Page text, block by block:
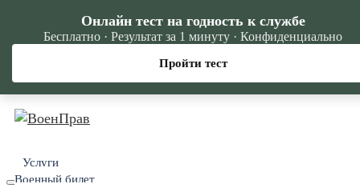
Услуги
Военный билет
Онлайн тест на годность к службе
Бесплатно · Результат за 1 минуту · Конфиденциально
Пройти тест